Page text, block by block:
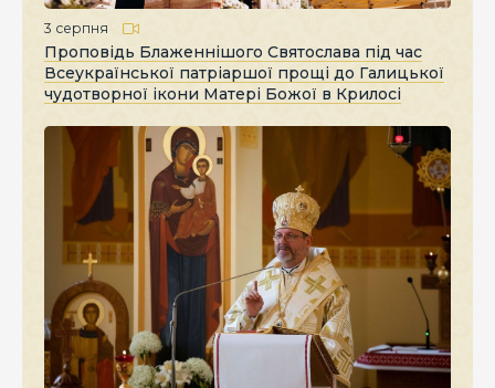
3 серпня
Проповідь Блаженнішого Святослава під час
Всеукраїнської патріаршої прощі до Галицької
чудотворної ікони Матері Божої в Крилосі